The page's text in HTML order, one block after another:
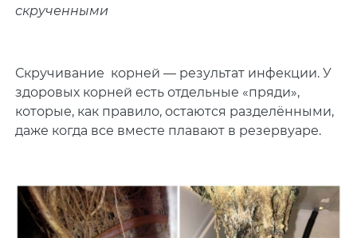
скрученными
Скручивание корней — результат инфекции. У
здоровых корней есть отдельные «пряди»,
которые, как правило, остаются разделёнными,
даже когда все вместе плавают в резервуаре.